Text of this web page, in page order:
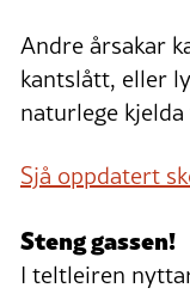
Andre årsakar
kantslått, eller
naturlege
Sjå oppdatert
Steng gassen!
I teltleiren